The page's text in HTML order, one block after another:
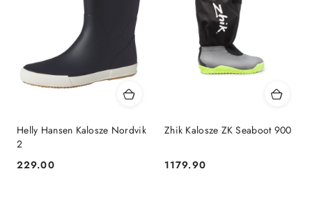
Helly Hansen Kalosze Nordvik
2
Cena:
229.00
Zhik Kalosze ZK Seaboot 900
Cena:
1179.90